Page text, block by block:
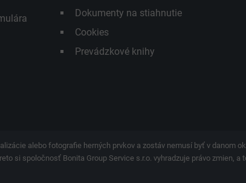
Dokumenty na stiahnutie
Cookies
Prevádzkové knihy
alebo fotografie herných prvkov a zostáv nemusí byť v danom
si spoločnosť Bonita Group Service s.r.o. vyhradzuje právo zmien,